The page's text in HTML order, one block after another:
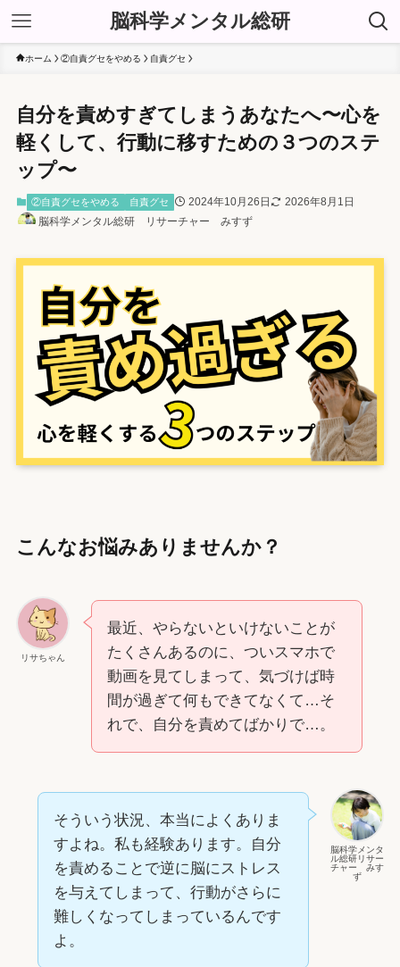
脳科学メンタル総研
ホーム ②自責グセをやめる 自責グセ
自分を責めすぎてしまうあなたへ〜心を
軽くして、行動に移すための３つのステ
ップ〜
②自責グセをやめる 自責グセ 2024年10月26日
2026年8月1日
脳科学メンタル総研 リサーチャー みすず
こんなお悩みありませんか？
リサちゃん
最近、やらないといけないことが
たくさんあるのに、ついスマホで
動画を見てしまって、気づけば時
間が過ぎて何もできてなくて…そ
れで、自分を責めてばかりで…。
脳科学メンタ
ル総研リサー
チャー みす
ず
そういう状況、本当によくありま
すよね。私も経験あります。自分
を責めることで逆に脳にストレス
を与えてしまって、行動がさらに
難しくなってしまっているんです
よ。